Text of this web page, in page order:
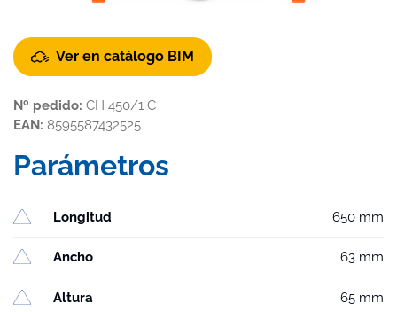
Ver en catálogo BIM
Nº pedido: CH 450/1 C
EAN: 8595587432525
Parámetros
Longitud 650 mm
Ancho 63 mm
Altura 65 mm